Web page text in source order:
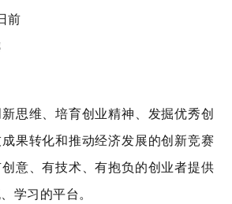
前
思维、培育创业精神、发掘优秀创
果转化和推动经济发展的创新竞赛
意、有技术、有抱负的创业者提供
学习的平台。